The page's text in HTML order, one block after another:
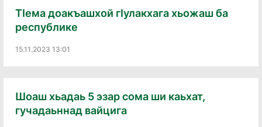
ТӀема доакъашхой гӀулакхага хьожаш ба
республике
15.11.2023 13:01
Шоаш хьадаь 5 эзар сома ши каьхат,
гучадаьннад вайцига